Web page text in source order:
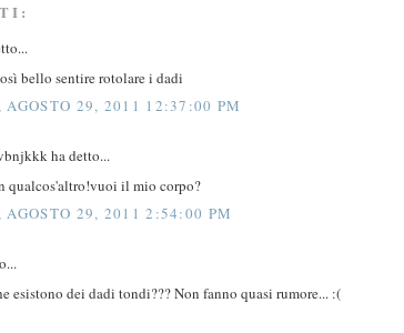
bello sentire rotolare i dadi
AGOSTO 29, 2011 12:37:00 PM
ha detto...
qualcos'altro!vuoi il mio corpo?
AGOSTO 29, 2011 2:54:00 PM
esistono dei dadi tondi??? Non fanno quasi rumore... :(